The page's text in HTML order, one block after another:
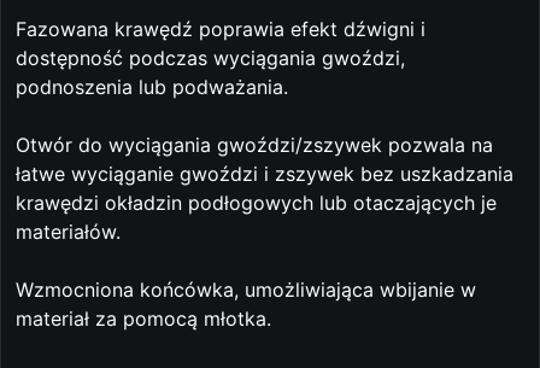
Fazowana krawędź poprawia efekt dźwigni i
dostępność podczas wyciągania gwoździ,
podnoszenia lub podważania.
Otwór do wyciągania gwoździ/zszywek pozwala na
łatwe wyciąganie gwoździ i zszywek bez uszkadzania
krawędzi okładzin podłogowych lub otaczających je
materiałów.
Wzmocniona końcówka, umożliwiająca wbijanie w
materiał za pomocą młotka.